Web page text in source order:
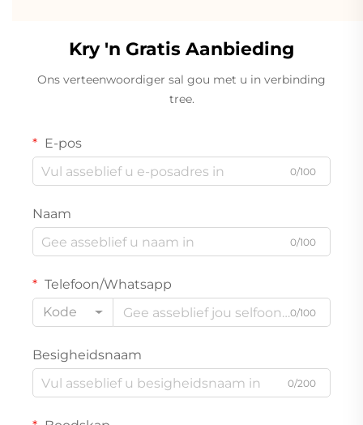
Kry 'n Gratis Aanbieding
Ons verteenwoordiger sal gou met u in verbinding
tree.
E-pos
0/100
Naam
0/100
Telefoon/Whatsapp
Kode
0/100
Besigheidsnaam
0/200